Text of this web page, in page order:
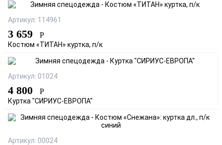
Артикул: 114961
3 659 Р
Костюм «ТИТАН» куртка, п/к
Артикул: 01024
4 800 Р
Куртка "СИРИУС-ЕВРОПА"
Артикул: 00024